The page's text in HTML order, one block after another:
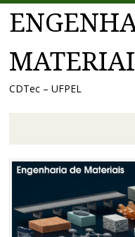
CDTec – UFPEL
Pular
conteúdo